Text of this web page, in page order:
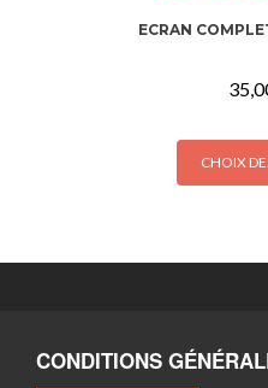
ECRAN
CHOIX
CONDITIONS